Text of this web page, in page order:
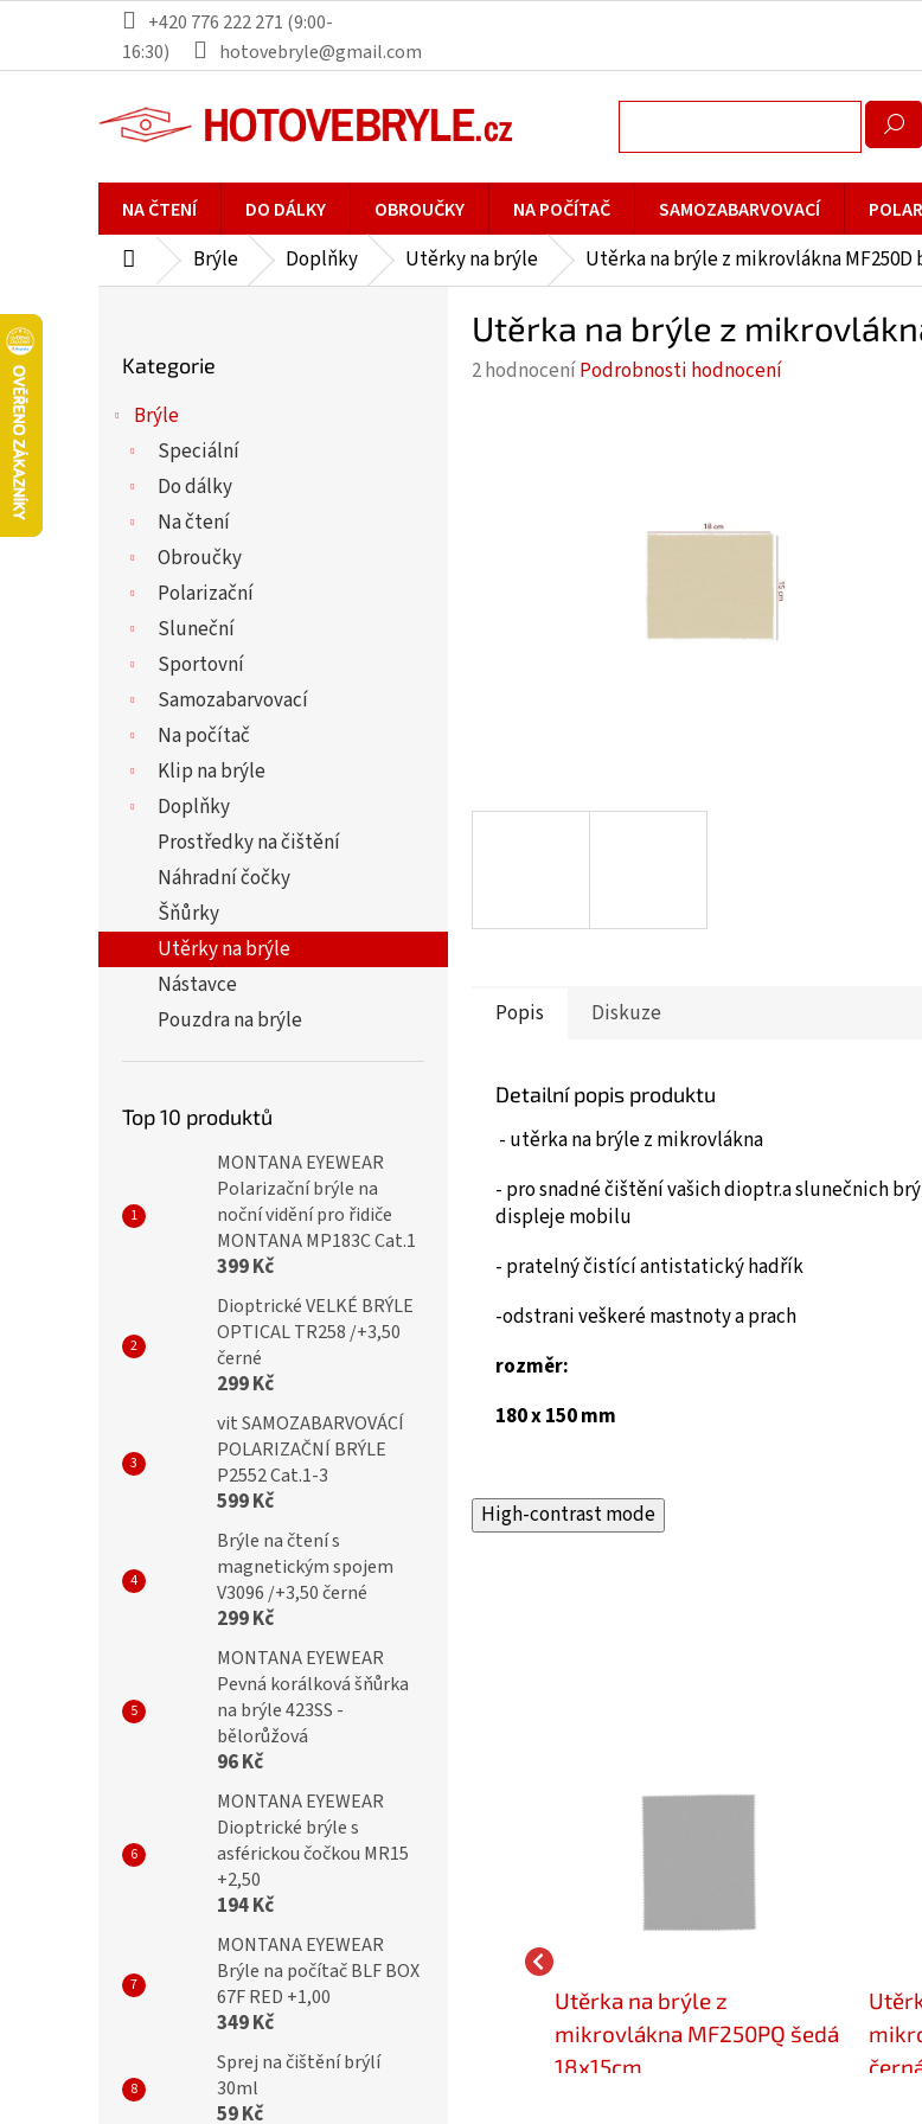
obsah
+420 776 222 271 (9:00-
16:30)
hotovebryle@gmail.com
NA ČTENÍ DO DÁLKY OBROUČKY NA POČÍTAČ SAMOZABARVOVACÍ
DomůBrýle Doplňky Utěrky na brýle Utěrka na brýle z mikrovlákna MF250D
kategorie
Kategorie
Brýle
Speciální
Do dálky
Na čtení
Obroučky
Polarizační
Sluneční
Sportovní
Samozabarvovací
Na počítač
Klip na brýle
Doplňky
Prostředky na čištění
Náhradní čočky
Šňůrky
Utěrky na brýle
Nástavce
Pouzdra na brýle
Top 10 produktů
MONTANA EYEWEAR
Polarizační brýle na
noční vidění pro řidiče
MONTANA MP183C Cat.1
399 Kč
Dioptrické VELKÉ BRÝLE
OPTICAL TR258 /+3,50
černé
299 Kč
vit SAMOZABARVOVÁCÍ
POLARIZAČNÍ BRÝLE
P2552 Cat.1-3
599 Kč
Brýle na čtení s
magnetickým spojem
V3096 /+3,50 černé
299 Kč
MONTANA EYEWEAR
Pevná korálková šňůrka
na brýle 423SS -
bělorůžová
96 Kč
MONTANA EYEWEAR
Dioptrické brýle s
asférickou čočkou MR15
+2,50
194 Kč
MONTANA EYEWEAR
Brýle na počítač BLF BOX
67F RED +1,00
349 Kč
Sprej na čištění brýlí
30ml
59 Kč
Utěrka na brýle z
Průměrné
2 hodnoceníPodrobnosti hodnocení
Popis Diskuze
Detailní popis produktu
- utěrka na brýle z mikrovlákna
- pro snadné čištění vašich dioptr.a slunečnich
displeje mobilu
- pratelný čistící antistatický hadřík
-odstrani veškeré mastnoty a prach
rozměr:
180 x 150 mm
High-contrast mode
utěrka na brýle z
mikrovlákna s motivem
№166
Utěrka na brýle z
mikrovlákna MF250PQ šedá
18x15cm